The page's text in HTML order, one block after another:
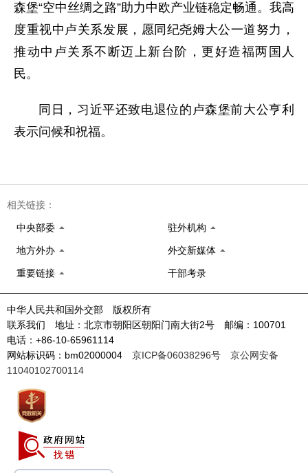
森堡“空中丝绸之路”助力中欧产业链稳定畅通。我高
度重视中卢关系发展，愿同纪尧姆大公一道努力，
推动中卢关系不断迈上新台阶，更好造福两国人
民。
同日，习近平还致电退位的卢森堡前大公亨利
表示问候和祝福。
相关链接：
中央部委 驻外机构
地方外办 外交新媒体
重要链接 干部考录
中华人民共和国外交部 版权所有
联系我们 地址：北京市朝阳区朝阳门南大街2号 邮编：100701
电话：+86-10-65961114
网站标识码：bm02000004 京ICP备06038296号
京公网安备
11040102700114